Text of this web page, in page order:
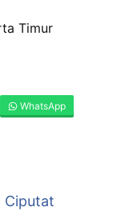
Timur
WhatsApp
Ciputat